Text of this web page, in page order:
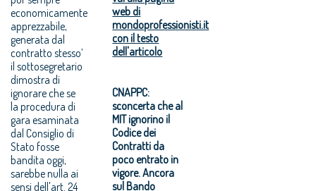
economicamente
apprezzabile,
generata dal
contratto stesso’
il sottosegretario
dimostra di
ignorare che se
la procedura di
gara esaminata
dal Consiglio di
Stato fosse
bandita oggi,
sarebbe nulla ai
sensi dell'art. 24
web di
mondoprofessionisti.it
con il testo
dell'articolo
CNAPPC:
sconcerta che al
MIT ignorino il
Codice dei
Contratti da
poco entrato in
vigore. Ancora
sul Bando